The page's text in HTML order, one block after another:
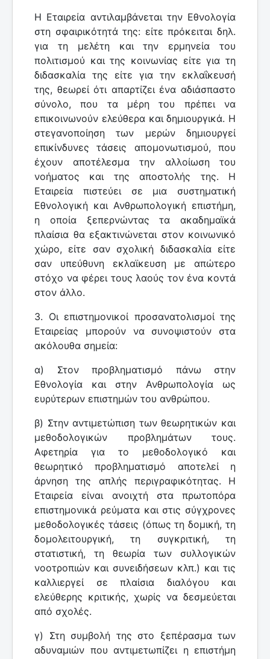
Η Εταιρεία αντιλαμβάνεται την Εθνολογία
στη σφαιρικότητά της: είτε πρόκειται δηλ.
για τη μελέτη και την ερμηνεία του
πολιτισμού και της κοινωνίας είτε για τη
διδασκαλία της είτε για την εκλαΐκευσή
της, θεωρεί ότι απαρτίζει ένα αδιάσπαστο
σύνολο, που τα μέρη του πρέπει να
επικοινωνούν ελεύθερα και δημιουργικά. Η
στεγανοποίηση των μερών δημιουργεί
επικίνδυνες τάσεις απομονωτισμού, που
έχουν αποτέλεσμα την αλλοίωση του
νοήματος και της αποστολής της. Η
Εταιρεία πιστεύει σε μια συστηματική
Εθνολογική και Ανθρωπολογική επιστήμη,
η οποία ξεπερνώντας τα ακαδημαϊκά
πλαίσια θα εξακτινώνεται στον κοινωνικό
χώρο, είτε σαν σχολική διδασκαλία είτε
σαν υπεύθυνη εκλαϊκευση με απώτερο
στόχο να φέρει τους λαούς τον ένα κοντά
στον άλλο.
3. Οι επιστημονικοί προσανατολισμοί της
Εταιρείας μπορούν να συνοψιστούν στα
ακόλουθα σημεία:
α) Στον προβληματισμό πάνω στην
Εθνολογία και στην Ανθρωπολογία ως
ευρύτερων επιστημών του ανθρώπου.
β) Στην αντιμετώπιση των θεωρητικών και
μεθοδολογικών προβλημάτων τους.
Αφετηρία για το μεθοδολογικό και
θεωρητικό προβληματισμό αποτελεί η
άρνηση της απλής περιγραφικότητας. Η
Εταιρεία είναι ανοιχτή στα πρωτοπόρα
επιστημονικά ρεύματα και στις σύγχρονες
μεθοδολογικές τάσεις (όπως τη δομική, τη
δομολειτουργική, τη συγκριτική, τη
στατιστική, τη θεωρία των συλλογικών
νοοτροπιών και συνειδήσεων κλπ.) και τις
καλλιεργεί σε πλαίσια διαλόγου και
ελεύθερης κριτικής, χωρίς να δεσμεύεται
από σχολές.
γ) Στη συμβολή της στο ξεπέρασμα των
αδυναμιών που αντιμετωπίζει η επιστήμη